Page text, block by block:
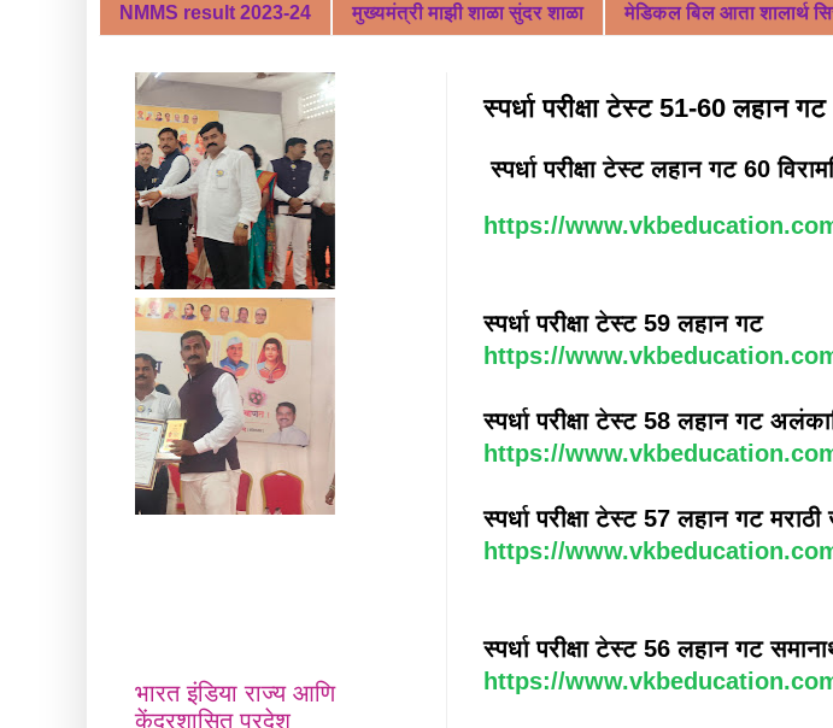
NMMS result 2023-24 मुख्यमंत्री माझी शाळा सुंदर शाळा मेडिकल बिल आता शालार्थ
स्पर्धा परीक्षा टेस्ट 51-60 लहान गट
स्पर्धा परीक्षा टेस्ट लहान गट 60
https://
स्पर्धा परीक्षा टेस्ट 59 लहान गट
https://
स्पर्धा परीक्षा टेस्ट 58 लहान गट
https://
स्पर्धा परीक्षा टेस्ट 57 लहान गट
https://
स्पर्धा परीक्षा टेस्ट 56 लहान गट
https://
भारत इंडिया राज्य आणि
केंद्रशासित प्रदेश